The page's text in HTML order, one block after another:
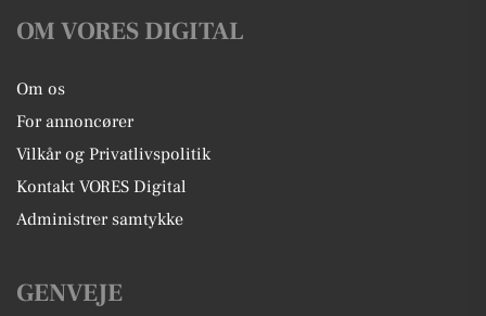
OM VORES DIGITAL
Om os
For annoncører
Vilkår og Privatlivspolitik
Kontakt VORES Digital
Administrer samtykke
GENVEJE